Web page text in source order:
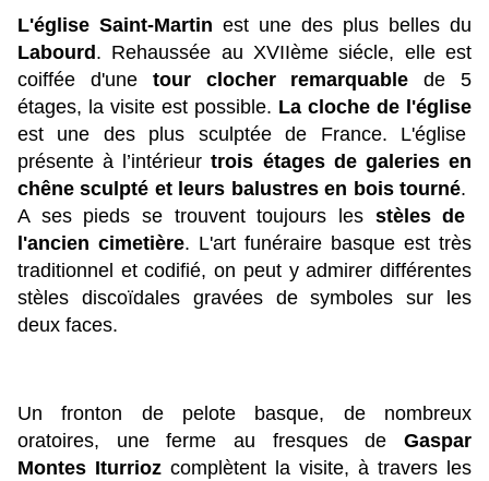
L'église Saint-Martin est une des plus belles du
Labourd . Rehaussée au XVIIème siécle, elle est
coiffée d'une tour clocher remarquable de 5
étages, la visite est possible. La cloche de l'église
est une des plus sculptée de France. L'église
présente à l’intérieurtrois étages de galeries en
chêne sculpté et leurs balustres en bois tourné.
A ses pieds se trouvent toujours les stèles de
l'ancien cimetière. L'art funéraire basque est très
traditionnel et codifié, on peut y admirer différentes
stèles discoïdales gravées de symboles sur les
deux faces.
Un fronton de pelote basque, de nombreux
oratoires, une ferme au fresques de Gaspar
Montes Iturrioz complètent la visite, à travers les